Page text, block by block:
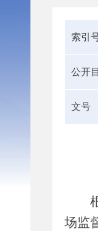
索引
公开
文号
场监